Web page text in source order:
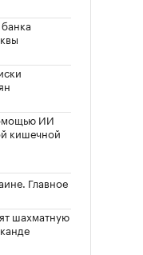
ИИ
кишечной
Главное
шахматную